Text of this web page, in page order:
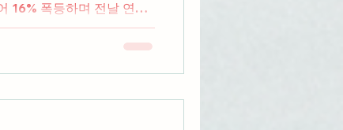
16% 폭등하며 전날 연준
와 나스닥 지수의 2.5%
락하며 AI 투자 효율성에